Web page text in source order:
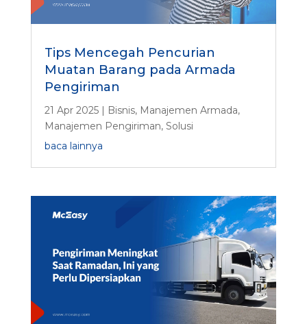
Tips Mencegah Pencurian
Muatan Barang pada Armada
Pengiriman
21 Apr 2025| Bisnis, Manajemen Armada,
Manajemen Pengiriman, Solusi
baca lainnya